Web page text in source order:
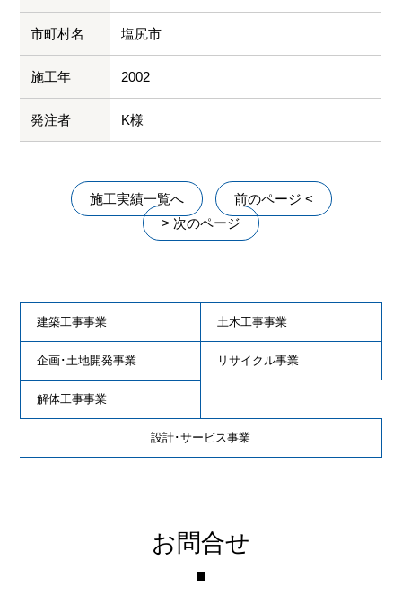
市町村名 塩尻市
施工年 2002
発注者 K様
施工実績一覧へ
前のページ <
> 次のページ
建築工事事業 土木工事事業
企画･土地開発事業 リサイクル事業
解体工事事業
設計･サービス事業
お問合せ